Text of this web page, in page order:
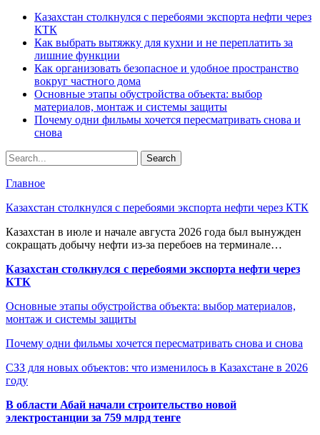
Казахстан столкнулся с перебоями экспорта нефти через
КТК
Как выбрать вытяжку для кухни и не переплатить за
лишние функции
Как организовать безопасное и удобное пространство
вокруг частного дома
Основные этапы обустройства объекта: выбор
материалов, монтаж и системы защиты
Почему одни фильмы хочется пересматривать снова и
снова
Главное
Казахстан столкнулся с перебоями экспорта нефти через КТК
Казахстан в июле и начале августа 2026 года был вынужден
сокращать добычу нефти из-за перебоев на терминале…
Казахстан столкнулся с перебоями экспорта нефти через
КТК
Основные этапы обустройства объекта: выбор материалов,
монтаж и системы защиты
Почему одни фильмы хочется пересматривать снова и снова
СЗЗ для новых объектов: что изменилось в Казахстане в 2026
году
В области Абай начали строительство новой
электростанции за 759 млрд тенге